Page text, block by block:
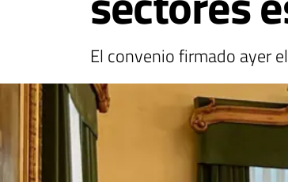
El convenio firmado ayer